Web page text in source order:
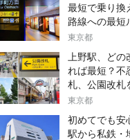
最短で乗り換
路線への最短
つきでご紹介
東京都
上野駅、ど
れば最短？不
札、公園改札
東京都
初めてでも安
駅から私鉄・